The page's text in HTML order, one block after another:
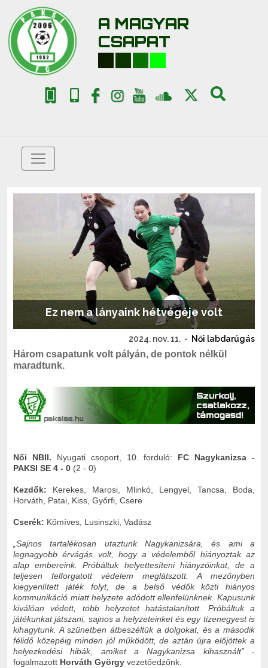
A MAGYAR
CSAPAT
Ez nem a lányaink hétvégéje volt
2024. nov. 11. - Női labdarúgás
Három csapatunk volt pályán, de pontok nélkül
maradtunk.
Női NBII. Nyugati csoport, 10. forduló: FC Nagykanizsa -
PAKSI SE 4 - 0 (2 - 0)
Kezdők: Kerekes, Marosi, Mlinkó, Lengyel, Tancsa, Boda,
Horváth, Patai, Kiss, Győrfi, Csere
Cserék: Kőmíves, Lusinszki, Vadász
„Sajnos tartalékosan utaztunk Nagykanizsára, és ami a
legnagyobb érvágás volt, hogy a védelemből hiányoztak az
alap embereink. Próbáltuk helyettesíteni hiányzóinkat, de a
teljesen felforgatott védelem meglátszott. A mezőnyben
kiegyenlített játék folyt, de a belső védők közti hiányos
kommunikáció miatt helyzete adódott ellenfelünknek. Kapusunk
kiválóan védett, több helyzetet hatástalanított. Próbáltuk a
játékunkat játszani, sajnos a helyzeteinket és egy tizenegyest is
kihagytunk. A szünetben átbeszéltük a dolgokat, és a második
félidő közepéig minden jól működött, de aztán újra előjöttek a
helyezkedési hibák, amiket a Nagykanizsa kihasznált”-
fogalmazott Horváth György vezetőedzőnk.